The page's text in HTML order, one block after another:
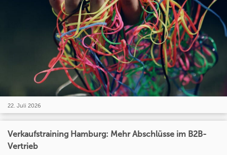
22. Juli 2026
Verkaufstraining Hamburg: Mehr Abschlüsse im B2B-
Vertrieb